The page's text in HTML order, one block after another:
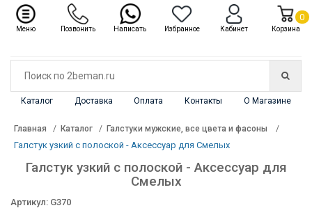
Каталог Доставка Оплата Контакты О Магазине
Каталог ✖
Главная Каталог Галстуки мужские, все цвета и фасоны
Галстук узкий с полоской - Аксессуар для Смелых
Галстук узкий с полоской - Аксессуар для
Смелых
Артикул: G370
Меню Позвонить Написать Избранное Кабинет Корзина
0